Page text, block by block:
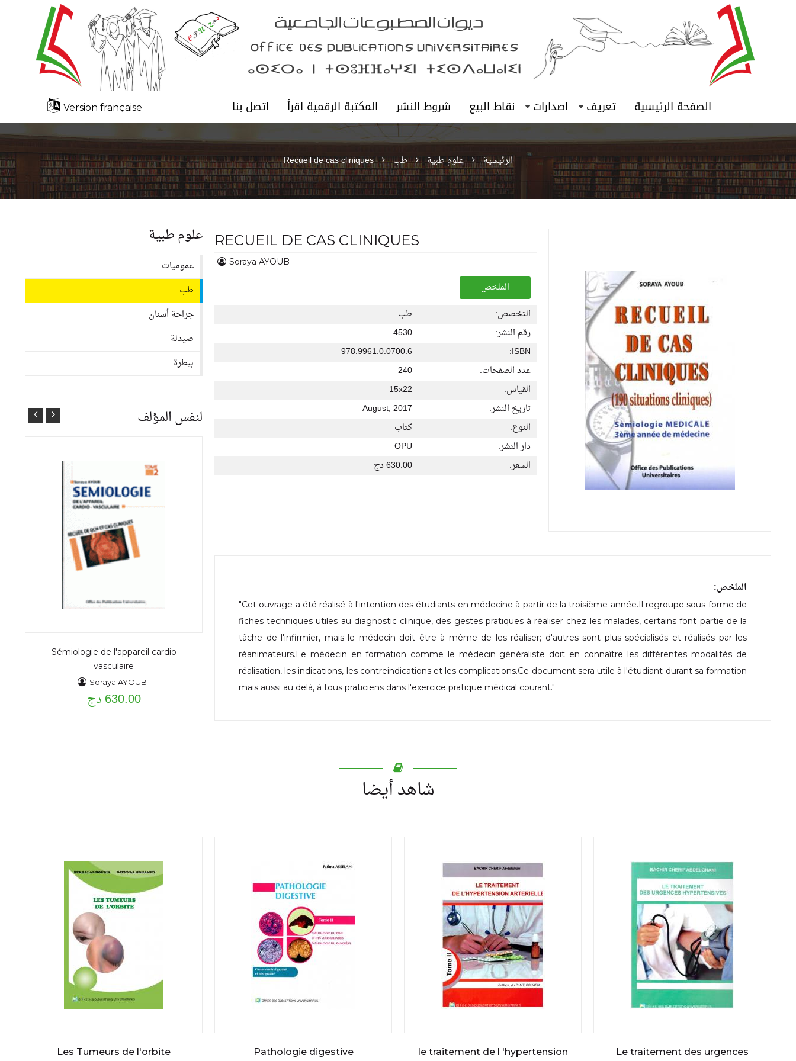
الصفحة الرئيسية تعريف اصدارات نقاط البيع شروط النشر المكتبة الرقمية اقرأ اتصل بنا Version française
الرئيسية علوم طبية طب Recueil de cas cliniques
RECUEIL DE CAS CLINIQUES
Soraya AYOUB
الملخص
التخصص:
طب
رقم النشر:
4530
ISBN:
978.9961.0.0700.6
عدد الصفحات:
240
القياس:
15x22
تاريخ النشر:
August, 2017
النوع:
كتاب
دار النشر:
OPU
السعر:
630.00 دج
الملخص:
"Cet ouvrage a été réalisé à l'intention des étudiants en médecine à partir de la troisième année.Il regroupe sous forme de
fiches techniques utiles au diagnostic clinique, des gestes pratiques à réaliser chez les malades, certains font partie de la
tâche de l'infirmier, mais le médecin doit être à même de les réaliser; d'autres sont plus spécialisés et réalisés par les
réanimateurs.Le médecin en formation comme le médecin généraliste doit en connaître les différentes modalités de
réalisation, les indications, les contreindications et les complications.Ce document sera utile à l'étudiant durant sa formation
mais aussi au delà, à tous praticiens dans l'exercice pratique médical courant."
علوم طبية
عموميات
طب
جراحة أسنان
صيدلة
بيطرة
لنفس المؤلف
Sémiologie de l'appareil cardio
vasculaire
Soraya AYOUB
630.00 دج
شاهد أيضا
Le traitement des urgences
le traitement de l 'hypertension
Pathologie digestive
Les Tumeurs de l'orbite